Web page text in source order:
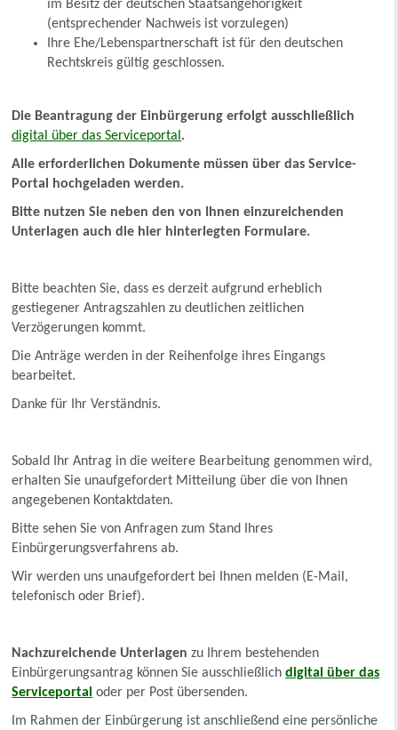
im Besitz der deutschen Staatsangehörigkeit
(entsprechender Nachweis ist vorzulegen)
Ihre Ehe/Lebenspartnerschaft ist für den deutschen
Rechtskreis gültig geschlossen.
Die Beantragung der Einbürgerung erfolgt ausschließlich
digital über das Serviceportal .
Alle erforderlichen Dokumente müssen über das Service-
Portal hochgeladen werden.
Bitte nutzen Sie neben den von Ihnen einzureichenden
Unterlagen auch die hier hinterlegten Formulare.
Bitte beachten Sie, dass es derzeit aufgrund erheblich
gestiegener Antragszahlen zu deutlichen zeitlichen
Verzögerungen kommt.
Die Anträge werden in der Reihenfolge ihres Eingangs
bearbeitet.
Danke für Ihr Verständnis.
Sobald Ihr Antrag in die weitere Bearbeitung genommen wird,
erhalten Sie unaufgefordert Mitteilung über die von Ihnen
angegebenen Kontaktdaten.
Bitte sehen Sie von Anfragen zum Stand Ihres
Einbürgerungsverfahrens ab.
Wir werden uns unaufgefordert bei Ihnen melden (E-Mail,
telefonisch oder Brief).
Nachzureichende Unterlagen zu Ihrem bestehenden
Einbürgerungsantrag können Sie ausschließlichdigital über das
Serviceportal oder per Post übersenden.
Im Rahmen der Einbürgerung ist anschließend eine persönliche